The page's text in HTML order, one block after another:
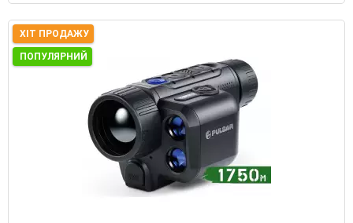
ХІТ ПРОДАЖУ
ПОПУЛЯРНИЙ